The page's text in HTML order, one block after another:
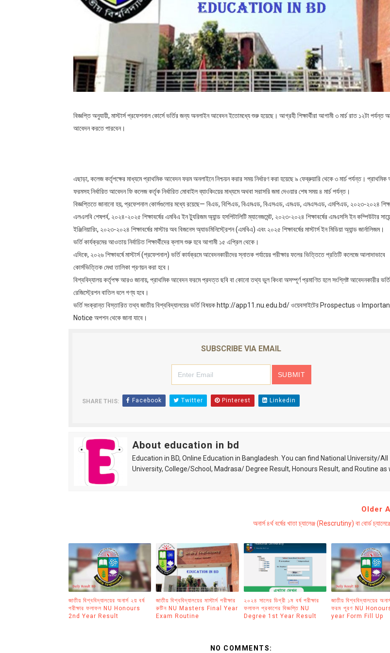
অনার্স ৪র্থ বর্ষের খাতা চ্যালেঞ্জ (Rescrutiny) বা বোর্ড চ্যালেঞ্জের ফলাফল
প্রাথমিক সহকারী শিক্ষকদের পরবর্তী করনীয় বিষয়গুলি, প্রাথমিকে নির্বাচিত প্রার্থীদের ৭ নির্দেশনা, দিতে হবে
‘ঢাকা সেন্ট্রাল ইউনিভার্সিটি’র চূড়ান্ত গেজেট প্রকাশ Final gazette of 'Dhaka Central
দুধ ও চিনিতেও মিলল মাইক্রোপ্লাস্টিক: শিশুদের জন্য মারাত্মক ঝুঁকি
বিজ্ঞপ্তি অনুযায়ী, মাস্টার্স প্রফেশনাল কোর্সে ভর্তির জন্য অনলাইন আবেদন ইতোমধ্যে শুরু হয়েছে। আগ্রহী শিক্ষার্থীরা আগামী ৩ মার্চ রাত ১২টা পর্যন্ত
আবেদন করতে পারবেন।
এছাড়া, কলেজ কর্তৃপক্ষের মাধ্যমে প্রাথমিক আবেদন ফরম অনলাইনে নিশ্চয়ন করার সময় নির্ধারণ করা হয়েছে ৯ ফেব্রুয়ারি থেকে ৩ মার্চ পর্যন্ত।
ফরমসহ নির্ধারিত আবেদন ফি কলেজ কর্তৃক নির্ধারিত মোবাইল ব্যাংকিংয়ের মাধ্যমে অথবা সরাসরি জমা দেওয়ার শেষ সময় ৪ মার্চ পর্যন্ত।
বিজ্ঞপ্তিতে জানানো হয়, প্রফেশনাল কোর্সগুলোর মধ্যে রয়েছে— বিএড, বিপিএড, বিএমএড, বিএসএড, এমএড, এমএসএড, এমপিএড, ২০২৩-২০২৪
এলএলবি শেষপর্ব, ২০২৪-২০২৫ শিক্ষাবর্ষের এমবিএ ইন ট্যুরিজম অ্যান্ড হসপিটালিটি ম্যানেজমেন্ট, ২০২৩-২০২৪ শিক্ষাবর্ষের এমএসসি ইন কম্পিউটার
ইঞ্জিনিয়ারিং, ২০২৩-২০২৪ শিক্ষাবর্ষের মাস্টার অব বিজনেস অ্যাডমিনিস্ট্রেশন (এমবিএ) এবং ২০২৫ শিক্ষাবর্ষের মাস্টার্স ইন মিডিয়া অ্যান্ড জার্নালিজম।
ভর্তি কার্যক্রমের আওতায় নির্বাচিত শিক্ষার্থীদের ক্লাস শুরু হবে আগামী ১৫ এপ্রিল থেকে।
এদিকে, ২০২৬ শিক্ষাবর্ষে মাস্টার্স (প্রফেশনাল) ভর্তি কার্যক্রমে আবেদনকারীদের স্নাতক পর্যায়ের পরীক্ষার ফলের ভিত্তিতে প্রতিটি কলেজে আলাদাভাবে
কোর্সভিত্তিক মেধা তালিকা প্রণয়ন করা হবে।
বিশ্ববিদ্যালয় কর্তৃপক্ষ আরও জানায়, প্রাথমিক আবেদন ফরমে প্রদত্ত ছবি বা কোনো তথ্য ভুল কিংবা অসম্পূর্ণ প্রমাণিত হলে সংশ্লিষ্ট আবেদনকারীর
রেজিস্ট্রেশন বাতিল বলে গণ্য হবে।
ভর্তি সংক্রান্ত বিস্তারিত তথ্য জাতীয় বিশ্ববিদ্যালয়ের ভর্তি বিষয়ক http://app11.nu.edu.bd/ ওয়েবসাইটের Prospectus ও
Notice অপশন থেকে জানা যাবে।
SUBSCRIBE VIA EMAIL
SHARE THIS: Facebook Twitter Pinterest Linkedin
About education in bd
Education in BD, Online Education in Bangladesh. You can find National University/All
University, College/School, Madrasa/ Degree Result, Honours Result, and Routine as
Older
অনার্স ৪র্থ বর্ষের খাতা চ্যালেঞ্জ (Rescrutiny) বা বোর্ড
জাতীয় বিশ্ববিদ্যালয়ের অনার্স ২য় বর্ষ
পরীক্ষার ফলাফল NU Honours
2nd Year Result
জাতীয় বিশ্ববিদ্যালয়ের মাস্টার্স পরীক্ষার
রুটিন NU Masters Final Year
Exam Routine
২০২৪ সালের ডিগ্রী ১ম বর্ষ পরীক্ষার
ফলাফল প্রকাশের বিজ্ঞপ্তি NU
Degree 1st Year Result
জাতীয় বিশ্ববিদ্যালয়ের
ফরম পূরণ NU
year Form Fill Up
NO COMMENTS: